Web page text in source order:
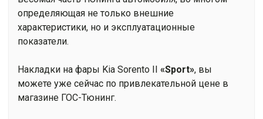
определяющая не только внешние
характеристики, но и эксплуатационные
показатели.
Накладки на фары Kia Sorento II «Sport», вы
можете уже сейчас по привлекательной цене в
магазине ГОС-Тюнинг.